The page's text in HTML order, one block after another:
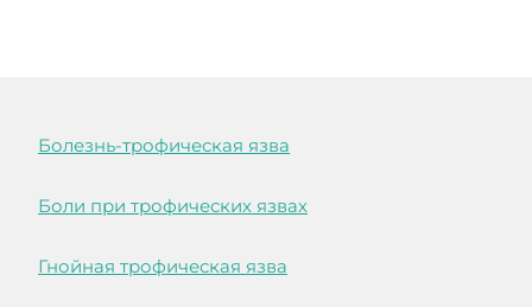
Болезнь-трофическая язва
Боли при трофических язвах
Гнойная трофическая язва